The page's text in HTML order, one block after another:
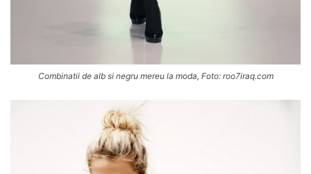
Combinatii de alb si negru mereu la moda, Foto: roo7iraq.com